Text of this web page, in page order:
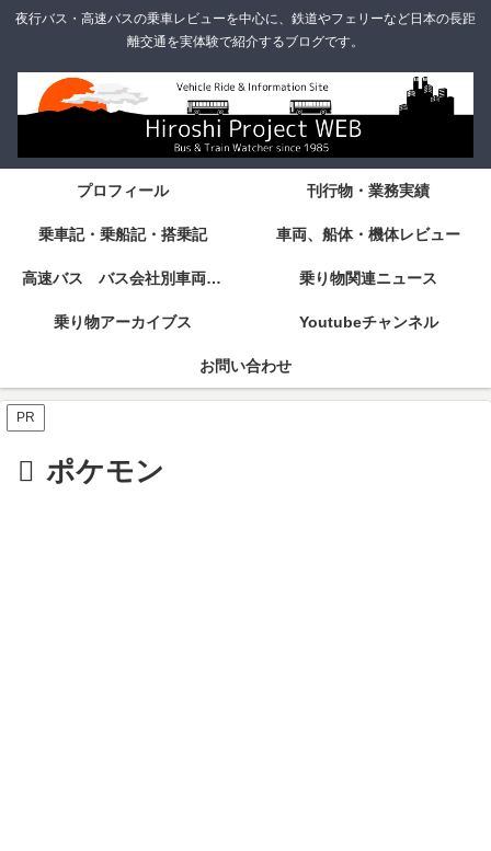
夜行バス・高速バスの乗車レビューを中心に、鉄道やフェリーなど日本の長距
離交通を実体験で紹介するブログです。
プロフィール 刊行物・業務実績
乗車記・乗船記・搭乗記 車両、船体・機体レビュー
高速バス バス会社別車両・設備・シート紹介 乗り物関連ニュース
乗り物アーカイブス Youtubeチャンネル
お問い合わせ
PR
ポケモン